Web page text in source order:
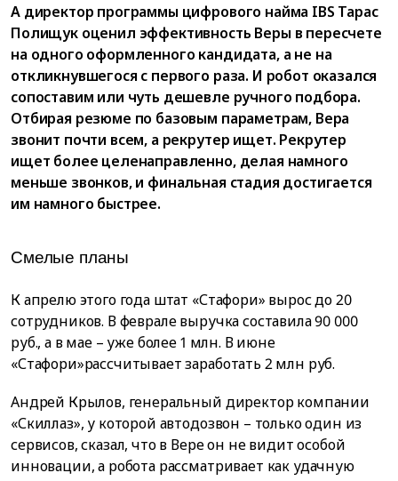
А директор программы цифрового найма IBS Тарас
Полищук оценил эффективность Веры в пересчете
на одного оформленного кандидата, а не на
откликнувшегося с первого раза. И робот оказался
сопоставим или чуть дешевле ручного подбора.
Отбирая резюме по базовым параметрам, Вера
звонит почти всем, а рекрутер ищет. Рекрутер
ищет более целенаправленно, делая намного
меньше звонков, и финальная стадия достигается
им намного быстрее.
Смелые планы
К апрелю этого года штат «Стафори» вырос до 20
сотрудников. В феврале выручка составила 90 000
руб., а в мае – уже более 1 млн. В июне
«Стафори»рассчитывает заработать 2 млн руб.
Андрей Крылов, генеральный директор компании
«Скиллаз», у которой автодозвон – только один из
сервисов, сказал, что в Вере он не видит особой
инновации, а робота рассматривает как удачную